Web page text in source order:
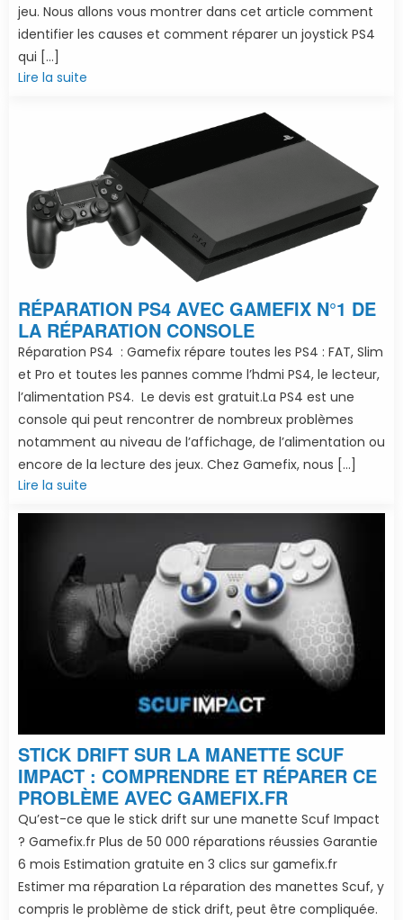
jeu. Nous allons vous montrer dans cet article comment
identifier les causes et comment réparer un joystick PS4
qui […]
Lire la suite
RÉPARATION PS4 AVEC GAMEFIX N°1 DE
LA RÉPARATION CONSOLE
Réparation PS4 : Gamefix répare toutes les PS4 : FAT, Slim
et Pro et toutes les pannes comme l’hdmi PS4, le lecteur,
l’alimentation PS4. Le devis est gratuit.La PS4 est une
console qui peut rencontrer de nombreux problèmes
notamment au niveau de l’affichage, de l’alimentation ou
encore de la lecture des jeux. Chez Gamefix, nous […]
Lire la suite
STICK DRIFT SUR LA MANETTE SCUF
IMPACT : COMPRENDRE ET RÉPARER CE
PROBLÈME AVEC GAMEFIX.FR
Qu’est-ce que le stick drift sur une manette Scuf Impact
? Gamefix.fr Plus de 50 000 réparations réussies Garantie
6 mois Estimation gratuite en 3 clics sur gamefix.fr
Estimer ma réparation La réparation des manettes Scuf, y
compris le problème de stick drift, peut être compliquée.